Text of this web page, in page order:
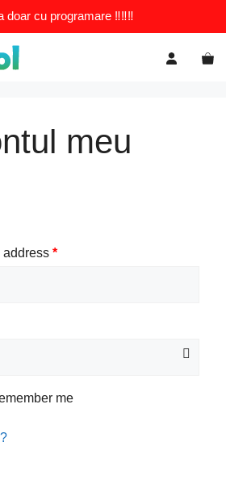
doar cu programare ‼️‼️‼️
meu
address *
me